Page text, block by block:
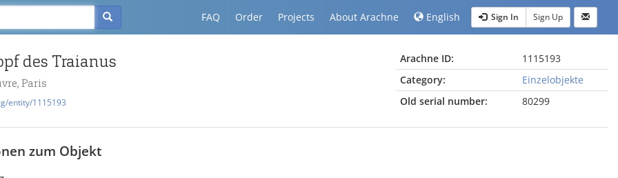
FAQ Order Projects About Arachne English Sign In Sign Up
des Traianus
Paris
entity/1115193
Arachne ID:
1115193
Category:
Einzelobjekte
Old serial number:
80299
zum Objekt